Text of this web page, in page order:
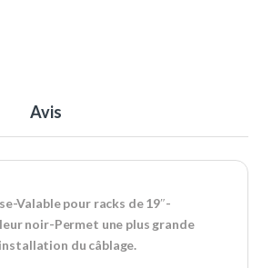
Avis
Valable pour racks de 19″-
noir-Permet une plus grande
du câblage.